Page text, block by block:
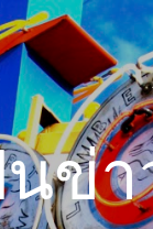
ข้ามไปที่เนื้
ข่